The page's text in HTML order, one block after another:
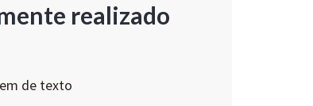
realizado
de texto